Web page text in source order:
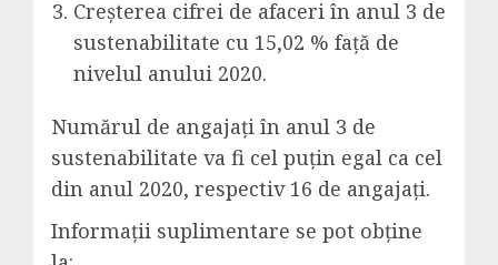
Creșterea cifrei de afaceri în anul 3 de
sustenabilitate cu 15,02 % față de
nivelul anului 2020.
Numărul de angajați în anul 3 de
sustenabilitate va fi cel puțin egal ca cel
din anul 2020, respectiv 16 de angajați.
Informaţii suplimentare se pot obţine